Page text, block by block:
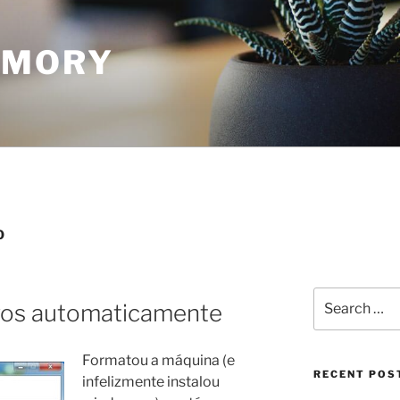
automaticamente
Formatou a máquina (e
infelizmente instalou
for:
RECENT